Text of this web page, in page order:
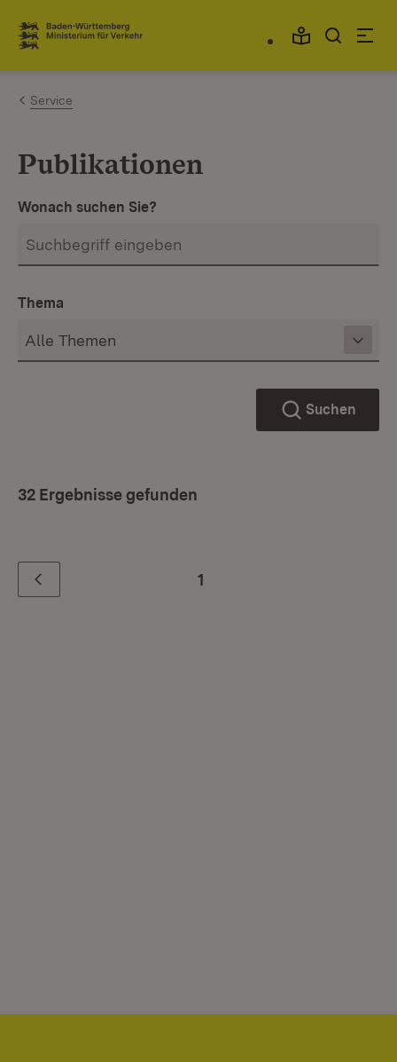
Zum Inhalt springen
Link zur Startseite
Service
Publikationen
Wonach suchen Sie?
Thema
Suchen
32 Ergebnisse gefunden
Zurück 1